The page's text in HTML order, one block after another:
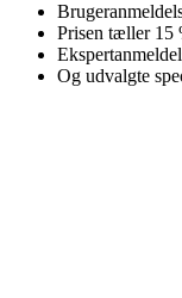
Prisen tæller 15
Og udvalgte